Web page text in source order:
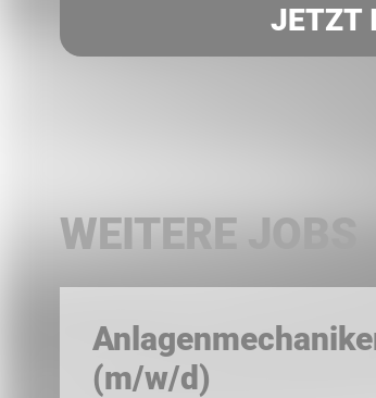
JETZT
WEITERE JOBS
(m/w/d)